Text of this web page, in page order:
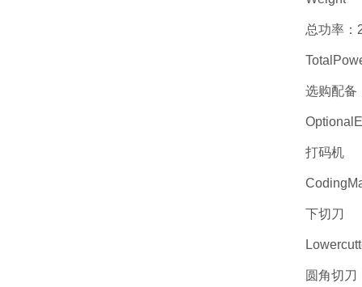
总功率：
选购配备
打码机
下切刀
圆角切刀